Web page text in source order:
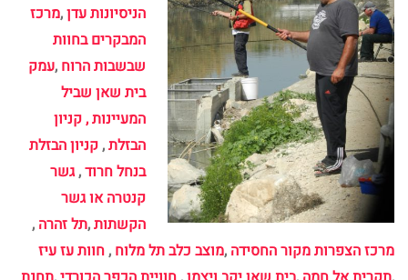
הניסיונות עדן,מרכז
המבקרים בחוות
שבשבות הרוח ,עמק
בית שאן שביל
המעיינות ,קניון
הבזלת,קניון הבזלת
בנחל חרוד,גשר
קנטרה או גשר
הקשתות,תל זהרה ,
מרכז הצפרות מקור החסידה ,מוצב כלב תל מלוח ,חוות עז עיז